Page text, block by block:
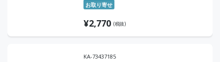
お取り寄せ
¥2,770 (税抜)
KA-73437185